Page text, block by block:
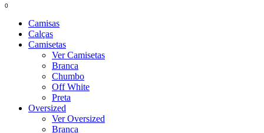
0
Camisas
Calças
Camisetas
Ver Camisetas
Branca
Chumbo
Off White
Preta
Oversized
Ver Oversized
Branca